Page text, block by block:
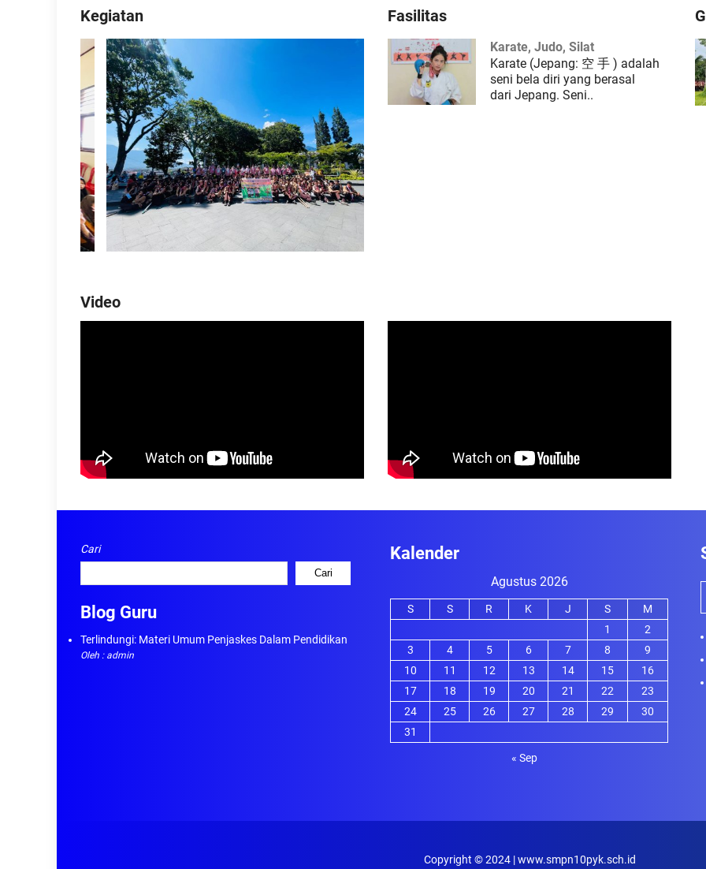
Kegiatan Fasilitas
Karate, Judo, Silat
Karate (Jepang: 空 手 ) adalah
seni bela diri yang berasal
dari Jepang. Seni..
Video
Cari
Cari
Blog Guru
Terlindungi: Materi Umum Penjaskes Dalam Pendidikan
Oleh : admin
Kalender
Agustus 2026
S S R K J S
M
1
2
3
4 5 6 7 8
9
10
11 12 13 14 15
16
17
18 19 20 21 22
23
24
25 26 27 28 29
30
31
« Sep
Copyright © 2024 | www.smpn10pyk.sch.id